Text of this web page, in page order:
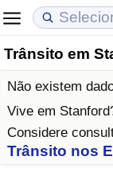
Trânsito em
Não existem
Vive em Stanford
Considere
Trânsito nos
Custo de Vida
Indicador de
Preços de
Indicador de
Qualidade de
Indicador de